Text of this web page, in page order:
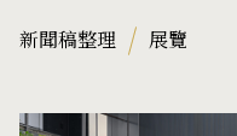
新聞稿整理 展覽